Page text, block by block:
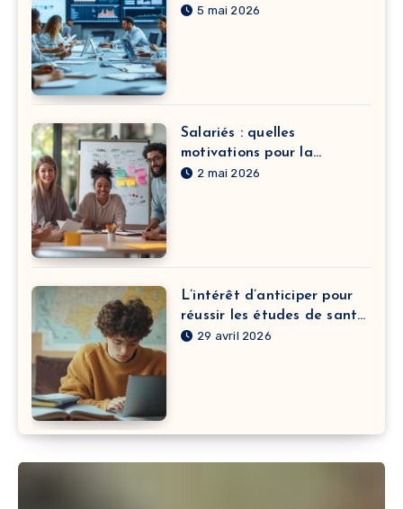
pour vos équipes
5 mai 2026
Salariés : quelles
motivations pour la
formation continue dans le
2 mai 2026
L’intérêt d’anticiper pour
réussir les études de santé
à Clermont-Ferrand
29 avril 2026